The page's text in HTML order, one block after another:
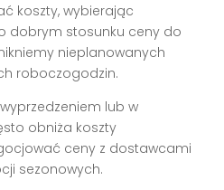
koszty, wybierając
dobrym stosunku ceny do
nieplanowanych
roboczogodzin.
lub w
obniża koszty
ceny z dostawcami
sezonowych.